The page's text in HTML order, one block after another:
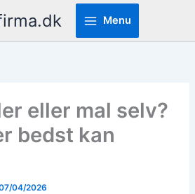
Menu
eller mal selv?
bedst kan
04/2026